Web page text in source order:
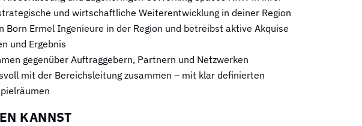
und wirtschaftliche Weiterentwicklung in deiner Region
Ermel Ingenieure in der Region und betreibst aktive Akquise
und Ergebnis
gegenüber Auftraggebern, Partnern und Netzwerken
mit der Bereichsleitung zusammen – mit klar definierten
KANNST